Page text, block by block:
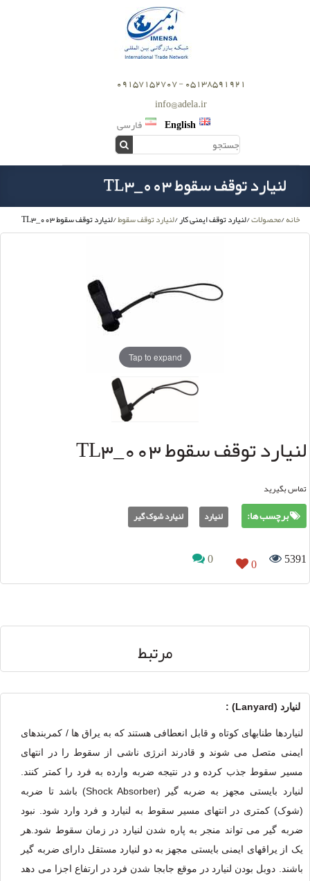
05138591921 - 09157152707
info@adela.ir
English
فارسی
لنیارد توقف سقوط TL3_003
خانه/محصولات/لنیارد توقف ایمنی کار/لنیارد توقف سقوط/لنیارد توقف سقوط TL3_003
Tap to expand
لنیارد توقف سقوط TL3_003
تماس بگیرید
برچسب ها: لنیارد لنیارد شوک گیر
5391
0
0
مرتبط
لنيارد (Lanyard) :
لنیاردها طنابهای کوتاه و قابل انعطافی هستند که به یراق ها / کمربندهای
ایمنی متصل می شوند و قادرند انرژی ناشی از سقوط را در انتهای
مسیر سقوط جذب کرده و در نتیجه ضربه وارده به فرد را کمتر کنند.
لنیارد بایستی مجهز به ضربه گیر (Shock Absorber) باشد تا ضربه
(شوک) کمتری در انتهای مسیر سقوط به لنیارد و فرد وارد شود. نبود
ضربه گیر می تواند منجر به پاره شدن لنیارد در زمان سقوط شود.هر
یک از یراقهای ایمنی بایستی مجهز به دو لنیارد مستقل دارای ضربه گیر
باشند. دوبل بودن لنیارد در موقع جابجا شدن فرد در ارتفاع اجزا می دهد